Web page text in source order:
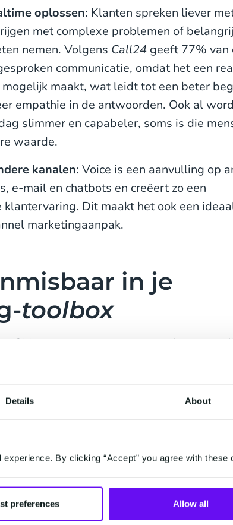
Details About
By clicking “Accept” you agree with these
preferences Allow all
oplossen: Klanten spreken liever
met complexe problemen of
nemen. Volgens Call24 geeft 77% van
communicatie, omdat het een
maakt, wat leidt tot een beter
empathie in de antwoorden. Ook al
slimmer en capabeler, soms is die
waarde.
kanalen: Voice is een aanvulling op
e-mail en chatbots en creëert zo een
klantervaring. Dit maakt het ook een
marketingaanpak.
in je
toolbox
CM.com is ontworpen om marketeers
inzichten. Lees hier hoe het
platform kun je zowel in- als uitgaande
beheren in een gebruiksvriendelijke
Of het nu gaat om een
klanten of een afspraakherinnering, ons